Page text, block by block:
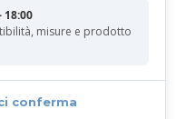
18:00
misure e prodotto
conferma